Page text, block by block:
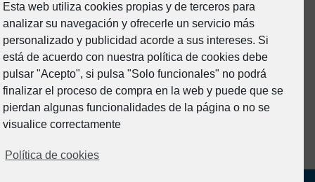
Esta web utiliza cookies propias y de terceros para
analizar su navegación y ofrecerle un servicio más
personalizado y publicidad acorde a sus intereses. Si
está de acuerdo con nuestra política de cookies debe
pulsar "Acepto", si pulsa "Solo funcionales" no podrá
finalizar el proceso de compra en la web y puede que se
pierdan algunas funcionalidades de la página o no se
visualice correctamente
Política de cookies
Estado de Alarma-Covid19
Formacion
Junta Directiva
Noticias
Prevención de riesgos
Sin categoría